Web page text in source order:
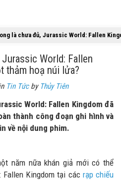
là chưa đủ, Jurassic World: Fallen
World: Fallen
thảm hoạ núi lửa?
Tin Tứcby Thủy Tiên
World: Fallen Kingdom đã
thành công đoạn ghi hình và
về nội dung phim.
năm nữa khán giả mới có thể
Kingdom tại các rạp chiếu